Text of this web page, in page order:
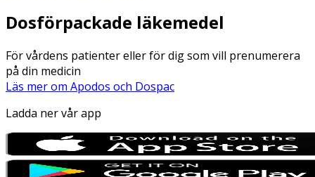
Dosförpackade läkemedel
För vårdens patienter eller för dig som vill prenumerera
på din medicin
Läs mer om Apodos och Dospac
Ladda ner vår app